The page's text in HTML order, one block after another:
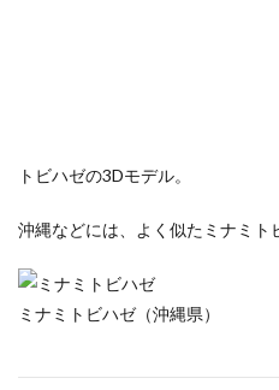
トビハゼの3Dモデル。
沖縄などには、よく似たミナミト
ミナミトビハゼ（沖縄県）